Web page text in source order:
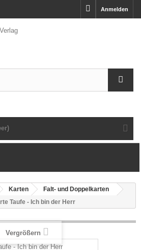
Anmelden
Karten
Falt- und Doppelkarten
Taufe - Ich bin der Herr
Vergrößern